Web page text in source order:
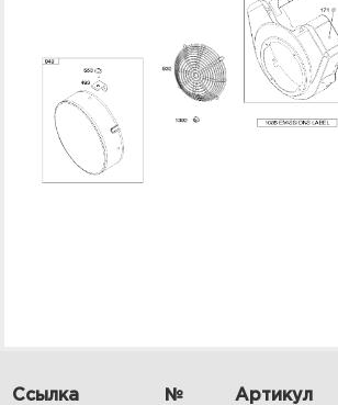
6 Карбюратор,
карбюраторный
295447-0141-E1
Ссылка №
Артикул